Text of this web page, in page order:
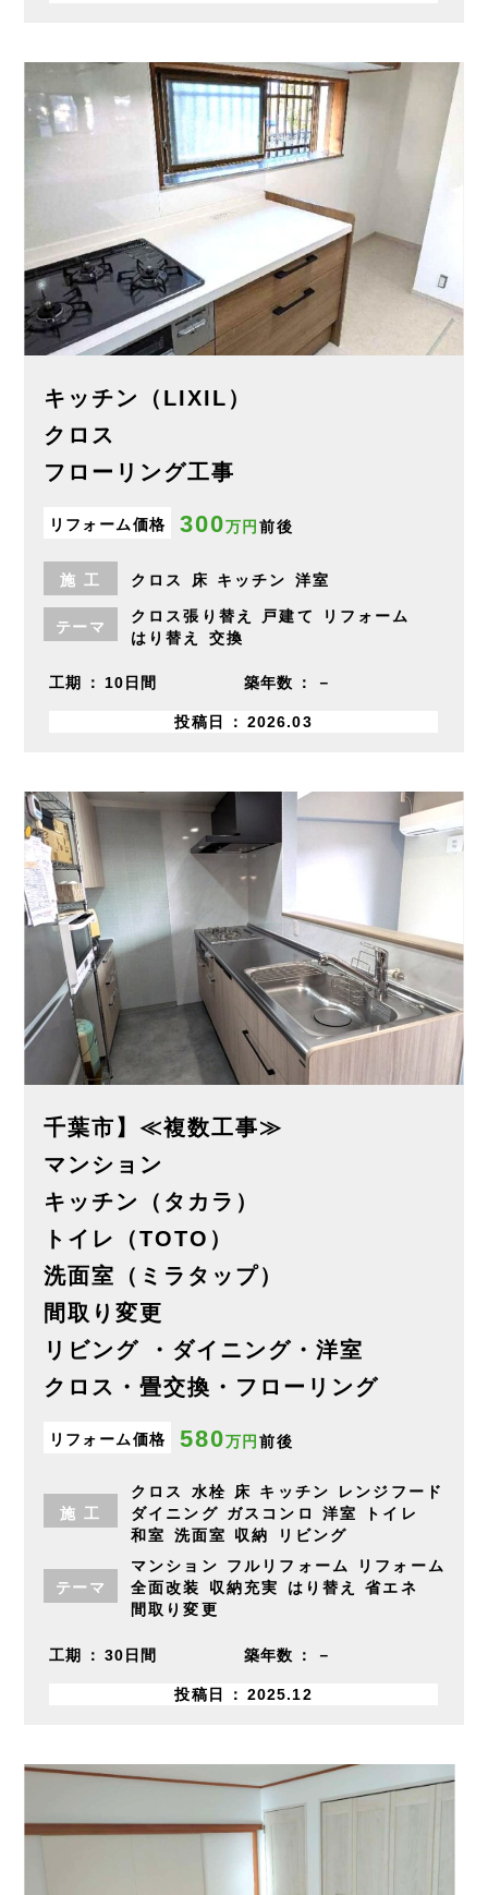
キッチン（LIXIL）
クロス
フローリング工事
リフォーム価格 300万円 前後
施工 クロス 床 キッチン 洋室
テーマ
クロス張り替え 戸建て
リフォーム
はり替え
交換
工期 10日間 築年数 －
投稿日 2026.03
千葉市】≪複数工事≫
マンション
キッチン（タカラ）
トイレ（TOTO）
洗面室（ミラタップ）
間取り変更
リビング ・ダイニング・洋室
クロス・畳交換・フローリング
リフォーム価格 580万円 前後
施 工
クロス 水栓 床 キッチン
レンジフード
ダイニング ガスコンロ 洋室
トイレ
和室
洗面室 収納 リビング
テーマ
マンション フルリフォーム
リフォーム
全面改装
収納充実 はり替え
省エネ
間取り変更
工期 30日間 築年数 －
投稿日 2025.12